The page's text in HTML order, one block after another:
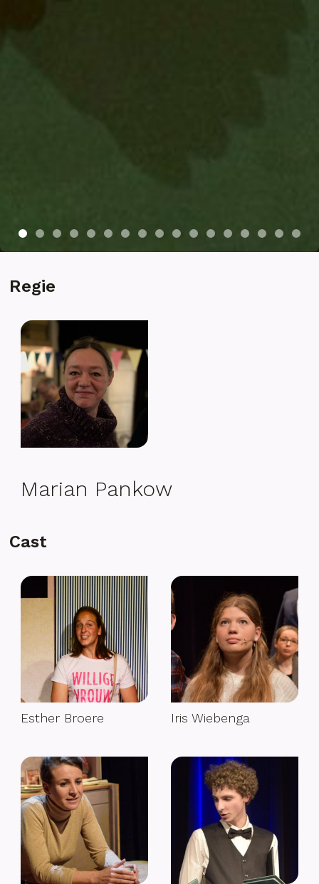
Regie
Marian Pankow
Cast
Esther Broere Iris Wiebenga